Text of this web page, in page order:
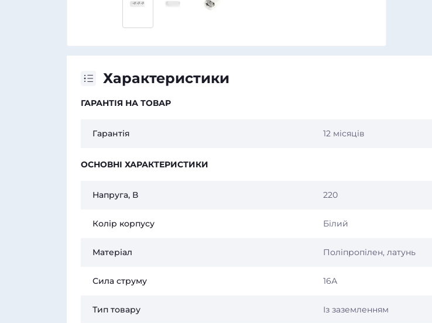
Характеристики
ГАРАНТІЯ НА ТОВАР
Гарантія 12 місяців
ОСНОВНІ ХАРАКТЕРИСТИКИ
Напруга, В 220
Колір корпусу Білий
Матеріал Поліпропілен, латунь
Сила струму 16А
Тип товару Із заземленням